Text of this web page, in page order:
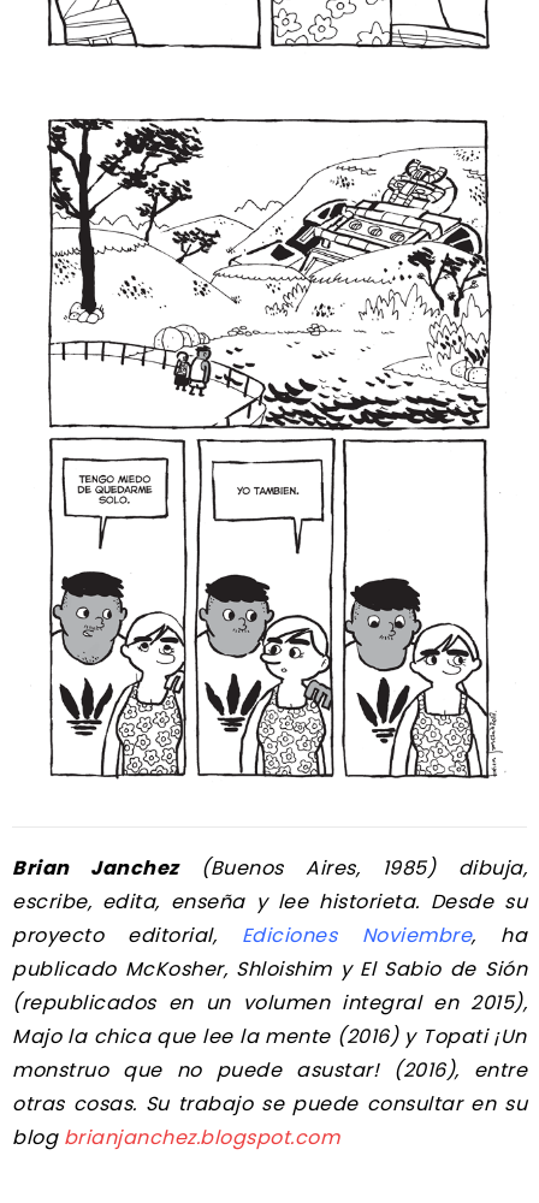
Brian Janchez(Buenos Aires, 1985) dibuja,
escribe, edita, enseña y lee historieta. Desde su
proyecto editorial, Ediciones Noviembre, ha
publicado McKosher, Shloishim y El Sabio de Sión
(republicados en un volumen integral en 2015),
Majo la chica que lee la mente (2016) y Topati ¡Un
monstruo que no puede asustar! (2016), entre
otras cosas. Su trabajo se puede consultar en su
blog brianjanchez.blogspot.com